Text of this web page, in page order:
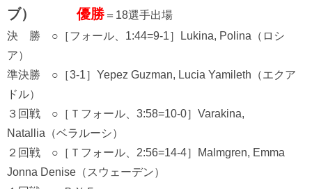
ブ） 優勝＝18選手出場
決 勝 ○［フォール、1:44=9-1］Lukina, Polina（ロシ
ア）
準決勝 ○［3-1］Yepez Guzman, Lucia Yamileth（エクア
ドル）
３回戦 ○［Ｔフォール、3:58=10-0］Varakina,
Natallia（ベラルーシ）
２回戦 ○［Ｔフォール、2:56=14-4］Malmgren, Emma
Jonna Denise（スウェーデン）